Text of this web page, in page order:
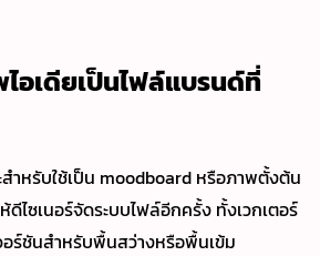
อเดียเป็นไฟล์แบรนด์ที่
ำหรับใช้เป็น moodboard หรือภาพตั้งต้น
ดีไซเนอร์จัดระบบไฟล์อีกครั้ง ทั้งเวกเตอร์
อร์ชันสำหรับพื้นสว่างหรือพื้นเข้ม